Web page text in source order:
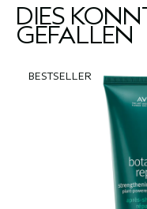
DIES
GEFALLEN
BESTSELLER